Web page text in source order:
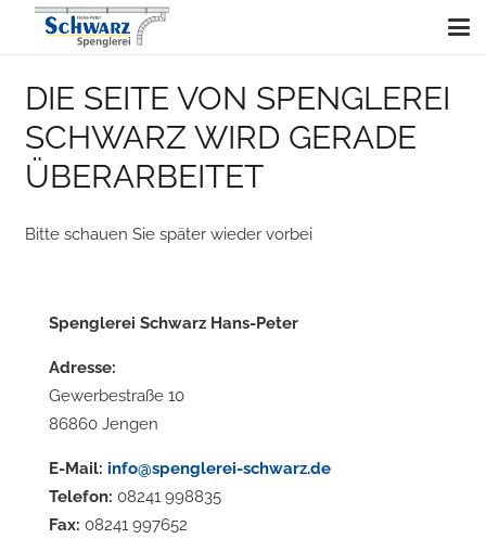
DIE SEITE VON SPENGLEREI
SCHWARZ WIRD GERADE
ÜBERARBEITET
Bitte schauen Sie später wieder vorbei
Spenglerei Schwarz Hans-Peter
Adresse:
Gewerbestraße 10
86860 Jengen
E-Mail: info@spenglerei-schwarz.de
Telefon: 08241 998835
Fax: 08241 997652